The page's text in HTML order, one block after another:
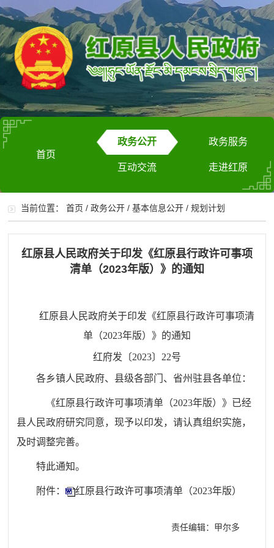
首页
政务公开 政务服务
互动交流 走进红原
当前位置：首页 /政务公开 /基本信息公开 /规划计划
红原县人民政府关于印发《红原县行政许可事项
清单（2023年版）》的通知
红原县人民政府关于印发《红原县行政许可事项清
单（2023年版）》的通知
红府发 〔2023〕 22号
各乡镇人民政府、县级各部门、省州驻县各单位：
《红原县行政许可事项清单（2023年版）》已经
县人民政府研究同意，现予以印发，请认真组织实施，
及时调整完善。
特此通知。
附件： 红原县行政许可事项清单（2023年版）
责任编辑：甲尔多